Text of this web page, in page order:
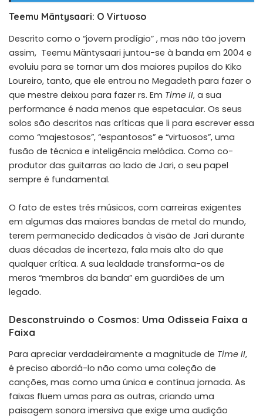
Teemu Mäntysaari: O Virtuoso
Descrito como o “jovem prodígio” , mas não tão jovem
assim, Teemu Mäntysaari juntou-se à banda em 2004 e
evoluiu para se tornar um dos maiores pupilos do Kiko
Loureiro, tanto, que ele entrou no Megadeth para fazer o
que mestre deixou para fazer rs. Em Time II, a sua
performance é nada menos que espetacular. Os seus
solos são descritos nas críticas que li para escrever essa
como “majestosos”, “espantosos” e “virtuosos”, uma
fusão de técnica e inteligência melódica. Como co-
produtor das guitarras ao lado de Jari, o seu papel
sempre é fundamental.
O fato de estes três músicos, com carreiras exigentes
em algumas das maiores bandas de metal do mundo,
terem permanecido dedicados à visão de Jari durante
duas décadas de incerteza, fala mais alto do que
qualquer crítica. A sua lealdade transforma-os de
meros “membros da banda” em guardiões de um
legado.
Desconstruindo o Cosmos: Uma Odisseia Faixa a
Faixa
Para apreciar verdadeiramente a magnitude de Time II,
é preciso abordá-lo não como uma coleção de
canções, mas como uma única e contínua jornada. As
faixas fluem umas para as outras, criando uma
paisagem sonora imersiva que exige uma audição